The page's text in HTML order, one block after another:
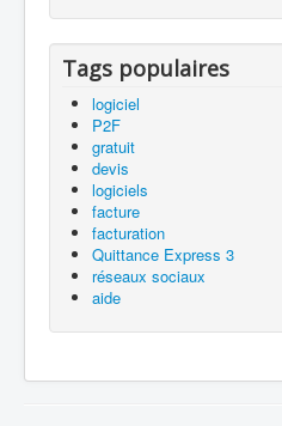
Tags populaires
logiciel
P2F
gratuit
devis
logiciels
facture
facturation
Quittance Express 3
réseaux sociaux
aide